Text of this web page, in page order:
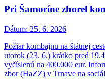
Pri Šamoríne zhorel
Dátum: 25. 6. 2026
Požiar kombajnu na štátnej
utorok (23. 6.) krátko pred
vyčíslenú na 400.000 eur.
zbor (HaZZ) v Trnave na